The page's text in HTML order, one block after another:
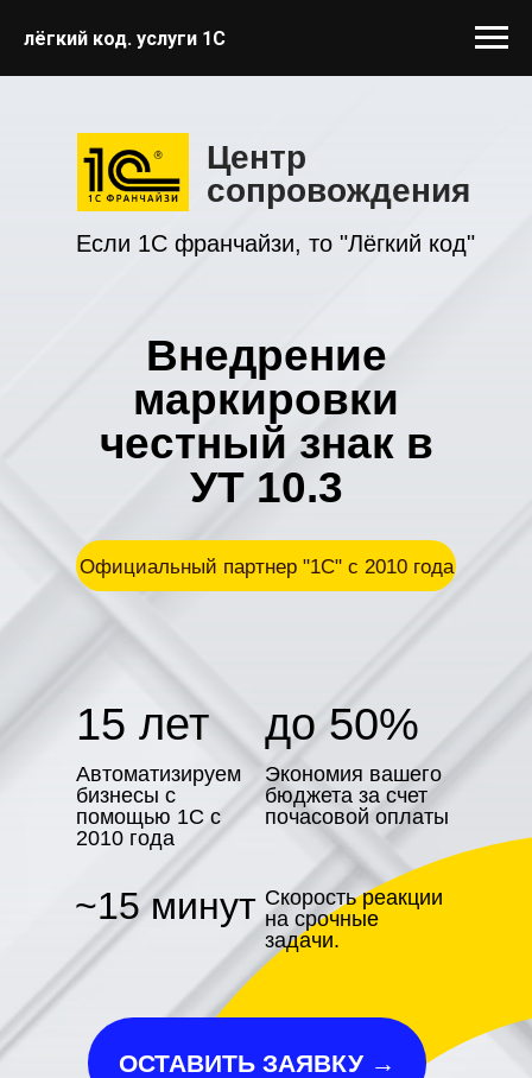
лёгкий код. услуги 1С
Центр
сопровождения
Если 1С франчайзи, то "Лёгкий код"
Внедрение
маркировки
честный знак в
УТ 10.3
15 лет
Официальный партнер "1С" с 2010 года
Автоматизируем
бизнесы с
помощью 1С с
2010 года
до 50%
Экономия вашего
бюджета за счет
почасовой оплаты
~15 минут Скорость реакции
на срочные
задачи.
ОСТАВИТЬ ЗАЯВКУ →